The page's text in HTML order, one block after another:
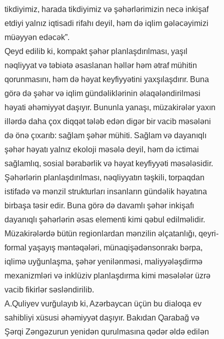
tikdiyimiz, harada tikdiyimiz və şəhərlərimizin necə inkişaf
etdiyi yalnız iqtisadi rifahı deyil, həm də iqlim gələcəyimizi
müəyyən edəcək”.
Qeyd edilib ki, kompakt şəhər planlaşdırılması, yaşıl
nəqliyyat və təbiətə əsaslanan həllər həm ətraf mühitin
qorunmasını, həm də həyat keyfiyyətini yaxşılaşdırır. Buna
görə də şəhər və iqlim gündəliklərinin əlaqələndirilməsi
həyati əhəmiyyət daşıyır. Bununla yanaşı, müzakirələr yaxın
illərdə daha çox diqqət tələb edən digər bir vacib məsələni
də önə çıxarıb: sağlam şəhər mühiti. Sağlam və dayanıqlı
şəhər həyatı yalnız ekoloji məsələ deyil, həm də ictimai
sağlamlıq, sosial bərabərlik və həyat keyfiyyəti məsələsidir.
Şəhərlərin planlaşdırılması, nəqliyyatın təşkili, torpaqdan
istifadə və mənzil strukturları insanların gündəlik həyatına
birbaşa təsir edir. Buna görə də davamlı şəhər inkişafı
dayanıqlı şəhərlərin əsas elementi kimi qəbul edilməlidir.
Müzakirələrdə bütün regionlardan mənzilin əlçatanlığı, qeyri-
formal yaşayış məntəqələri, münaqişədənsonrakı bərpa,
iqlimə uyğunlaşma, şəhər yenilənməsi, maliyyələşdirmə
mexanizmləri və inklüziv planlaşdırma kimi məsələlər üzrə
vacib fikirlər səsləndirilib.
A.Quliyev vurğulayıb ki, Azərbaycan üçün bu dialoqa ev
sahibliyi xüsusi əhəmiyyət daşıyır. Bakıdan Qarabağ və
Şərqi Zəngəzurun yenidən qurulmasına qədər əldə edilən